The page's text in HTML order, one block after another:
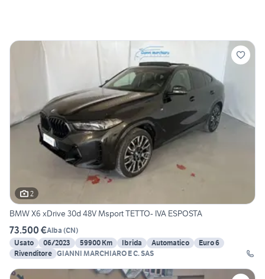
2
BMW X6 xDrive 30d 48V Msport TETTO- IVA ESPOSTA
73.500 €Alba (CN)
Usato
06/2023 59900 Km Ibrida Automatico
Euro 6
Rivenditore GIANNI MARCHIARO E C. SAS